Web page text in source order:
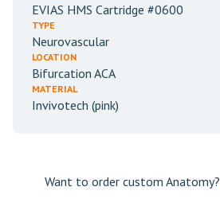
EVIAS HMS Cartridge #0600
TYPE
Neurovascular
LOCATION
Bifurcation ACA
MATERIAL
Invivotech (pink)
Want to order custom Anatomy?